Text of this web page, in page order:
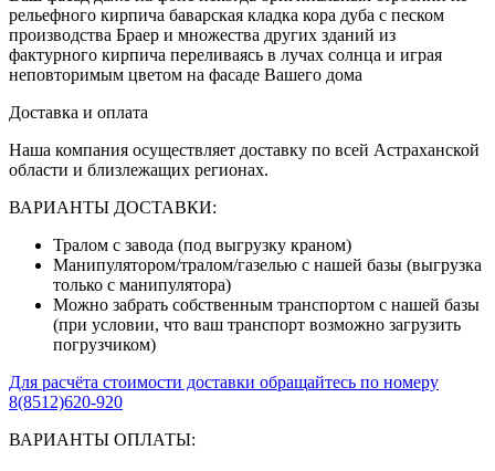
рельефного кирпича баварская кладка кора дуба с песком
производства Браер и множества других зданий из
фактурного кирпича переливаясь в лучах солнца и играя
неповторимым цветом на фасаде Вашего дома
Доставка и оплата
Наша компания осуществляет доставку по всей Астраханской
области и близлежащих регионах.
ВАРИАНТЫ ДОСТАВКИ:
Тралом с завода (под выгрузку краном)
Манипулятором/тралом/газелью с нашей базы (выгрузка
только с манипулятора)
Можно забрать собственным транспортом с нашей базы
(при условии, что ваш транспорт возможно загрузить
погрузчиком)
Для расчёта стоимости доставки обращайтесь по номеру
8(8512)620-920
ВАРИАНТЫ ОПЛАТЫ: